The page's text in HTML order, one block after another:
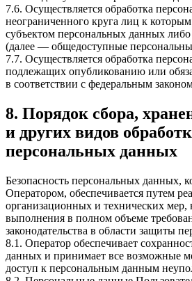
7.6. Осуществляется обработка
неограниченного круга лиц к
субъектом персональных данных либо
(далее — общедоступные
7.7. Осуществляется обработка
подлежащих опубликованию или
в соответствии с федеральным
8. Порядок сбора,
и других видов
персональных данных
Безопасность персональных данных,
Оператором, обеспечивается путем
организационных и технических мер,
выполнения в полном объеме
законодательства в области защиты
8.1. Оператор обеспечивает
данных и принимает все возможные
доступ к персональным данным